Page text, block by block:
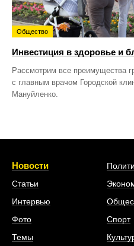
Общество
Инвестиция в здоровье и
Рассмотрим все преимущества
с главным врачом Городской
Мануйленко.
Новости
Статьи
Интервью
Фото
Темы
Спорт